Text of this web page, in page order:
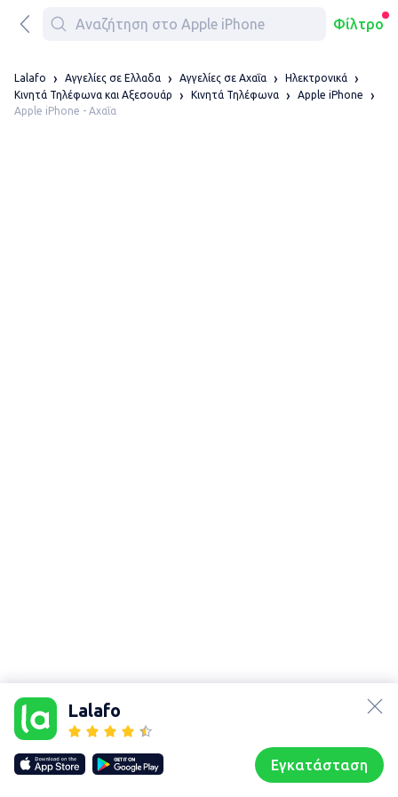
Φίλτρο
Lalafo
Εγκατάσταση
Lalafo Αγγελίες σε Ελλαδα Αγγελίες σε Αχαΐα
Ηλεκτρονικά
Κινητά Τηλέφωνα και Αξεσουάρ
Κινητά Τηλέφωνα
Apple iPhone
Apple iPhone - Αχαΐα
Our websites
lalafo.kg
lalafo.rs
lalafo.pl
Sitemap
Χάρτης
Συζητήσεις Προφίλ